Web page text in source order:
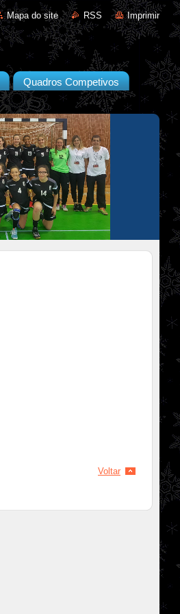
Mapa do site RSS Imprimir
Quadros Competivos
Voltar